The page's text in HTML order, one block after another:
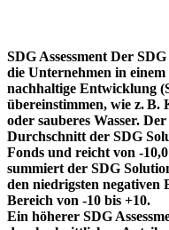
SDG Assessment Der SDG
die Unternehmen in
nachhaltige Entwicklung
übereinstimmen, wie z. B.
oder sauberes Wasser.
Durchschnitt der SDG
Fonds und reicht von -
summiert der SDG
den niedrigsten negativen
Bereich von -10 bis +10.
Ein höherer SDG